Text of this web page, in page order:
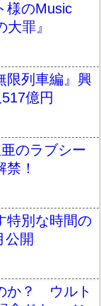
様のMusic
罪』
限列車編』興
億円
のラブシー
！
特別な時間の
公開
か？ ウルト